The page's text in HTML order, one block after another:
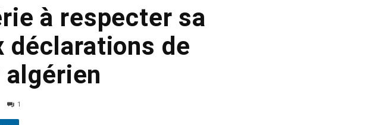
à respecter sa
déclarations de
algérien
1